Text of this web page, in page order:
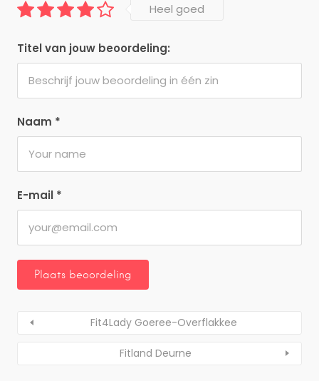
Naam *
E-mail *
Heel goed
Titel van jouw beoordeling:
Fit4Lady Goeree-Overflakkee
Fitland Deurne